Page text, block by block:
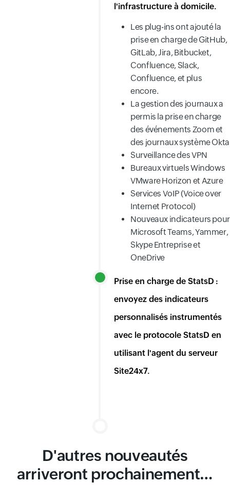
l'infrastructure à domicile.
Les plug-ins ont ajouté la
prise en charge de GitHub,
GitLab, Jira, Bitbucket,
Confluence, Slack,
Confluence, et plus
encore.
La gestion des journaux a
permis la prise en charge
des événements Zoom et
des journaux système Okta
Surveillance des VPN
Bureaux virtuels Windows
VMware Horizon et Azure
Services VoIP (Voice over
Internet Protocol)
Nouveaux indicateurs pour
Microsoft Teams, Yammer,
Skype Entreprise et
OneDrive
Prise en charge de StatsD :
envoyez des indicateurs
personnalisés instrumentés
avec le protocole StatsD en
utilisant l'agent du serveur
Site24x7.
D'autres nouveautés
arriveront prochainement…